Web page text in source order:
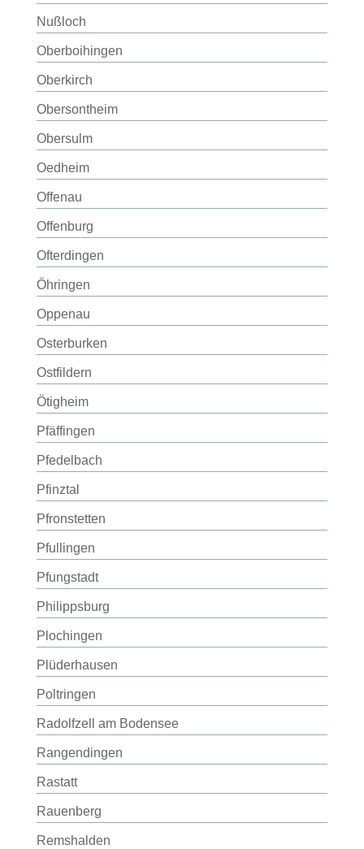
Nußloch
Oberboihingen
Oberkirch
Obersontheim
Obersulm
Oedheim
Offenau
Offenburg
Ofterdingen
Öhringen
Oppenau
Osterburken
Ostfildern
Ötigheim
Pfäffingen
Pfedelbach
Pfinztal
Pfronstetten
Pfullingen
Pfungstadt
Philippsburg
Plochingen
Plüderhausen
Poltringen
Radolfzell am Bodensee
Rangendingen
Rastatt
Rauenberg
Remshalden